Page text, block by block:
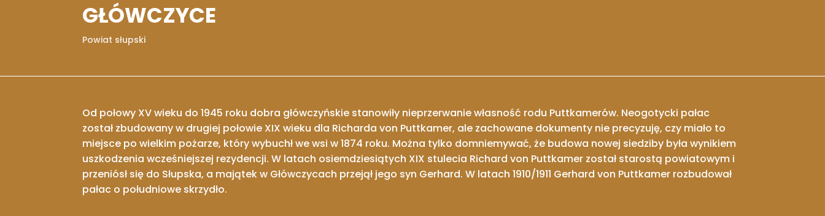
GŁÓWCZYCE
Powiat słupski
Od połowy XV wieku do 1945 roku dobra główczyńskie stanowiły nieprzerwanie własność rodu Puttkamerów. Neogotycki pałac
został zbudowany w drugiej połowie XIX wieku dla Richarda von Puttkamer, ale zachowane dokumenty nie precyzuję, czy miało to
miejsce po wielkim pożarze, który wybuchł we wsi w 1874 roku. Można tylko domniemywać, że budowa nowej siedziby była wynikiem
uszkodzenia wcześniejszej rezydencji. W latach osiemdziesiątych XIX stulecia Richard von Puttkamer został starostą powiatowym i
przeniósł się do Słupska, a majątek w Główczycach przejął jego syn Gerhard. W latach 1910/1911 Gerhard von Puttkamer rozbudował
pałac o południowe skrzydło.